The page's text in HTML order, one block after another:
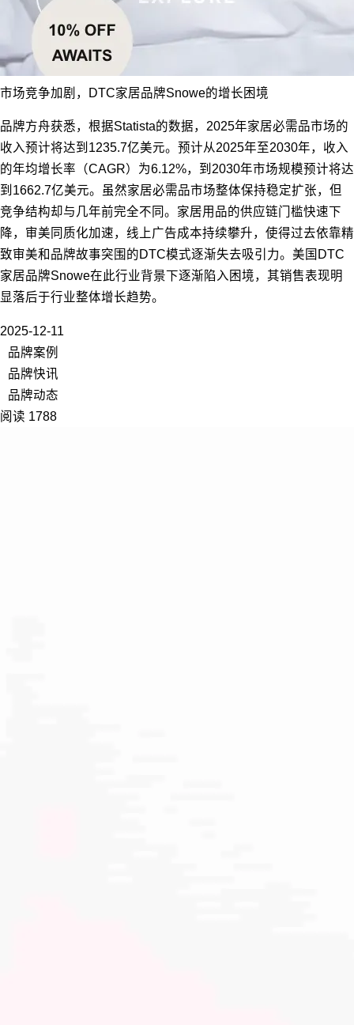
市场竞争加剧，DTC家居品牌Snowe的增长困境
品牌方舟获悉，根据Statista的数据，2025年家居必需品市场的
收入预计将达到1235.7亿美元。预计从2025年至2030年，收入
的年均增长率（CAGR）为6.12%，到2030年市场规模预计将达
到1662.7亿美元。虽然家居必需品市场整体保持稳定扩张，但
竞争结构却与几年前完全不同。家居用品的供应链门槛快速下
降，审美同质化加速，线上广告成本持续攀升，使得过去依靠精
致审美和品牌故事突围的DTC模式逐渐失去吸引力。美国DTC
家居品牌Snowe在此行业背景下逐渐陷入困境，其销售表现明
显落后于行业整体增长趋势。
2025-12-11
品牌案例
品牌快讯
品牌动态
阅读 1788